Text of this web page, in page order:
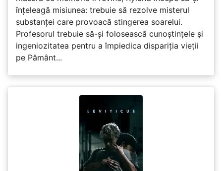
înțeleagă misiunea: trebuie să rezolve misterul
substanței care provoacă stingerea soarelui.
Profesorul trebuie să-și folosească cunoștințele și
ingeniozitatea pentru a împiedica dispariția vieții
pe Pământ...